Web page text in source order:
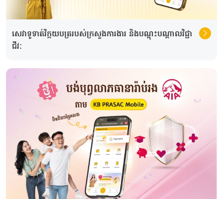
សេវាទូទាត់វិក្កយបត្ររបស់ក្រសួងការងារ និង​បណ្ដុះបណ្ដាលវិជ្ជា
ជីវៈ